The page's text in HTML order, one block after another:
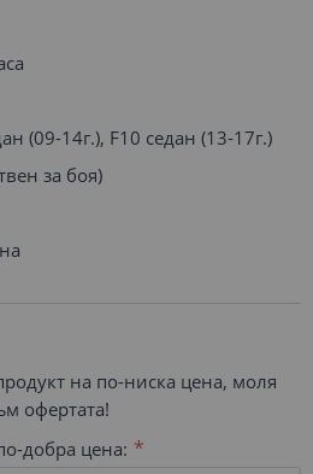
(09-14г.), F10 седан (13-17г.)
за боя)
на по-ниска цена, моля
офертата!
добра цена: